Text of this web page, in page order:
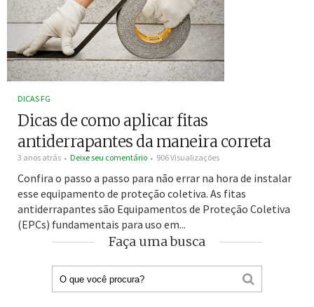
DICAS FG
Dicas de como aplicar fitas
antiderrapantes da maneira correta
3 anos atrás Deixe seu comentário 906 Visualizações
Confira o passo a passo para não errar na hora de instalar
esse equipamento de proteção coletiva. As fitas
antiderrapantes são Equipamentos de Proteção Coletiva
(EPCs) fundamentais para uso em...
Faça uma busca